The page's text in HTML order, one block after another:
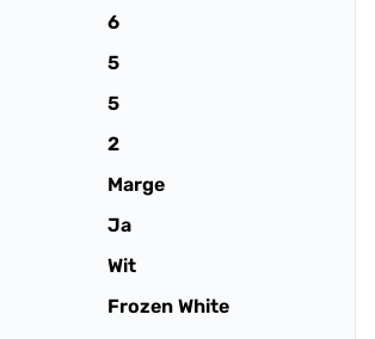
6
5
5
2
Marge
Ja
Wit
Frozen White